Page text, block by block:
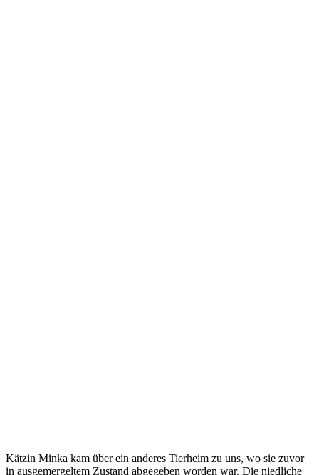
Kätzin Minka kam über ein anderes Tierheim zu uns, wo sie zuvor
in ausgemergeltem Zustand abgegeben worden war. Die niedliche